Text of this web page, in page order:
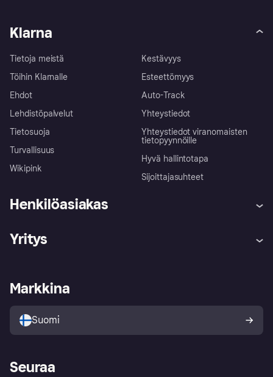
Klarna
Tietoja meistä
Töihin Klarnalle
Ehdot
Lehdistöpalvelut
Tietosuoja
Turvallisuus
Wikipink
Kestävyys
Esteettömyys
Auto-Track
Yhteystiedot
Yhteystiedot viranomaisten
tietopyynnöille
Hyvä hallintotapa
Sijoittajasuhteet
Henkilöasiakas
Ohje
Kirjaudu sisään
Tutustu kauppoihin
Ostajan turva
Yritys
Kirjaudu sisään yrityksenä
Markkina
Suomi
Seuraa